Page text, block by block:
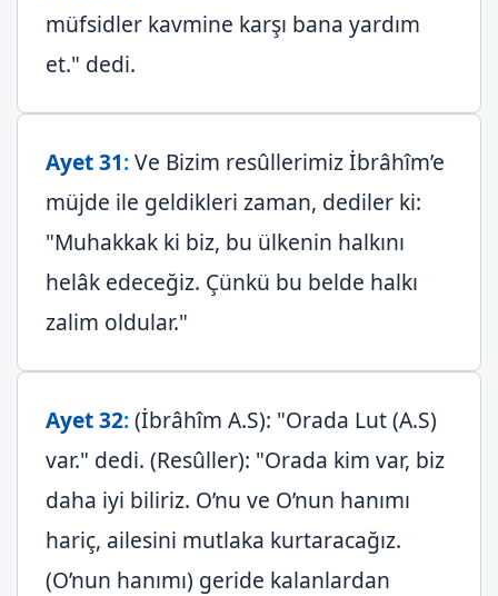
müfsidler kavmine karşı bana yardım
et." dedi.
Ayet 31:Ve Bizim resûllerimiz İbrâhîm’e
müjde ile geldikleri zaman, dediler ki:
"Muhakkak ki biz, bu ülkenin halkını
helâk edeceğiz. Çünkü bu belde halkı
zalim oldular."
Ayet 32:(İbrâhîm A.S): "Orada Lut (A.S)
var." dedi. (Resûller): "Orada kim var, biz
daha iyi biliriz. O’nu ve O’nun hanımı
hariç, ailesini mutlaka kurtaracağız.
(O’nun hanımı) geride kalanlardan